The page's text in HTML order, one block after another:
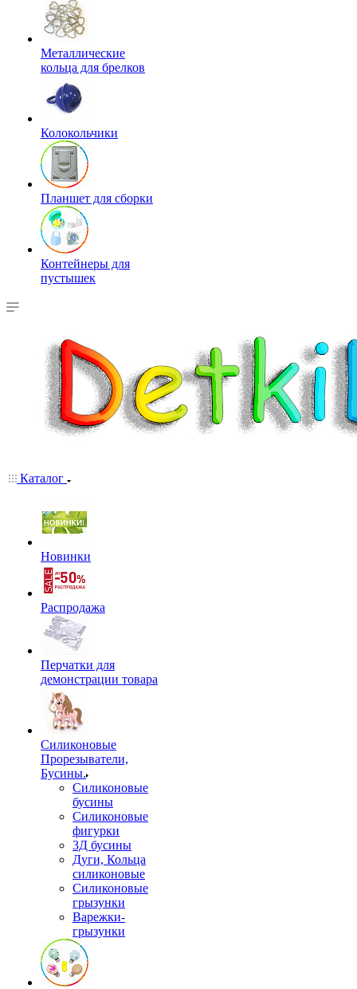
Металлические
кольца для брелков
Колокольчики
Планшет для сборки
Контейнеры для
пустышек
Каталог
Новинки
Распродажа
Перчатки для
демонстрации товара
Силиконовые
Прорезыватели,
Бусины.
Силиконовые
бусины
Силиконовые
фигурки
3Д бусины
Дуги, Кольца
силиконовые
Силиконовые
грызунки
Варежки-
грызунки